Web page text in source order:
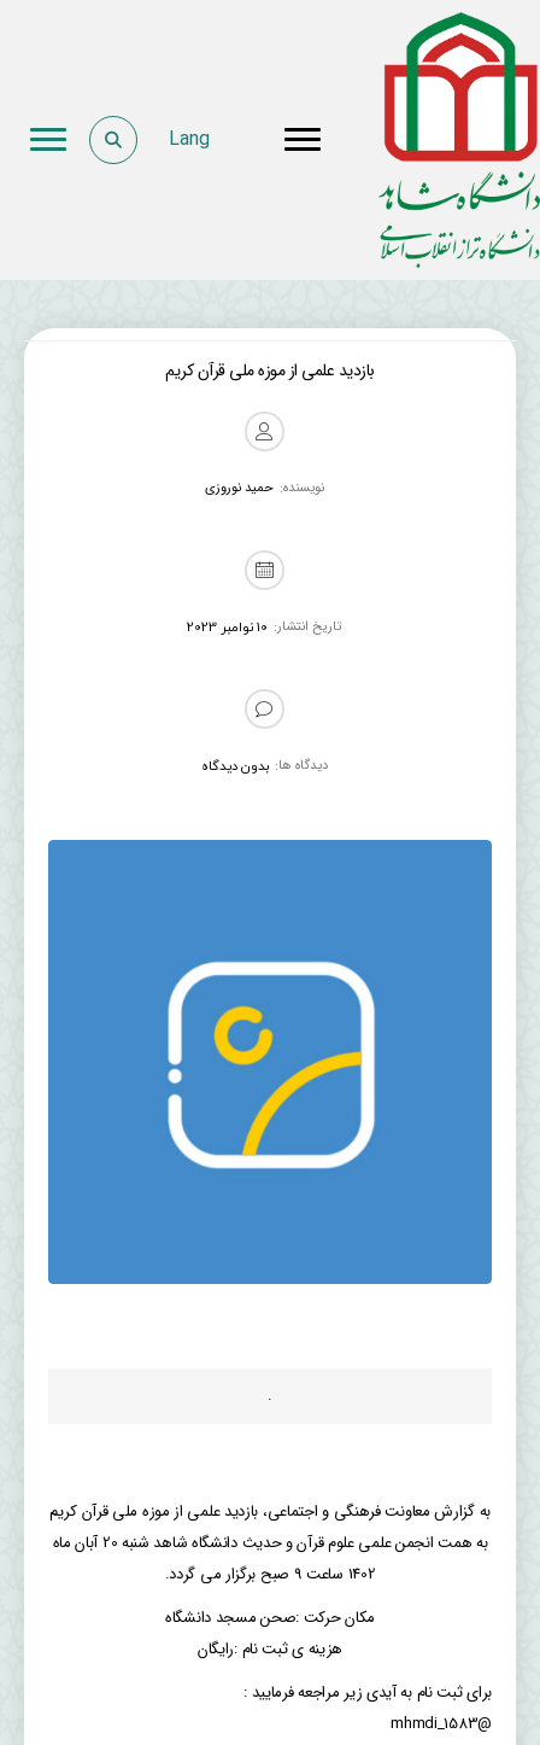
Lang
بازدید علمی از موزه ملی قرآن کریم
نویسنده: حمید نوروزی
تاریخ انتشار: 10 نوامبر 2023
دیدگاه ها: بدون دیدگاه
.
به گزارش معاونت فرهنگی و اجتماعی، بازدید علمی از موزه ملی قرآن کریم
به همت انجمن علمی علوم قرآن و حدیث دانشگاه شاهد شنبه 20 آبان ماه
1402 ساعت 9 صبح برگزار می گردد.
مکان حرکت :صحن مسجد دانشگاه
هزینه ی ثبت نام :رایگان
برای ثبت نام به آیدی زیر مراجعه فرمایید :
@mhmdi_1583